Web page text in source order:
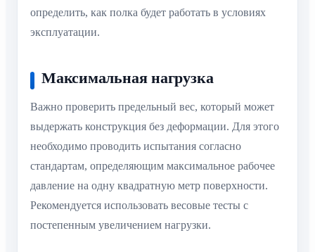
определить, как полка будет работать в условиях
эксплуатации.
Максимальная нагрузка
Важно проверить предельный вес, который может
выдержать конструкция без деформации. Для этого
необходимо проводить испытания согласно
стандартам, определяющим максимальное рабочее
давление на одну квадратную метр поверхности.
Рекомендуется использовать весовые тесты с
постепенным увеличением нагрузки.